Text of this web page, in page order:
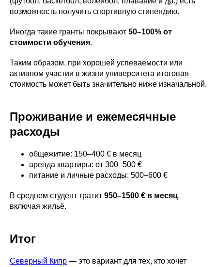
возможность получить спортивную стипендию.
Иногда такие гранты покрывают 50–100% от
стоимости обучения.
Таким образом, при хорошей успеваемости или
активном участии в жизни университета итоговая
стоимость может быть значительно ниже изначальной.
Проживание и ежемесячные
расходы
общежитие: 150–400 € в месяц
аренда квартиры: от 300–500 €
питание и личные расходы: 500–600 €
В среднем студент тратит 950–1500 € в месяц,
включая жильё.
Итог
Северный Кипр — это вариант для тех, кто хочет